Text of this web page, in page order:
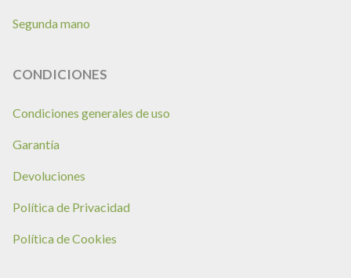
Segunda mano
CONDICIONES
Condiciones generales de uso
Garantía
Devoluciones
Política de Privacidad
Política de Cookies